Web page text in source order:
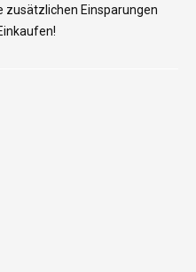
zusätzlichen Einsparungen